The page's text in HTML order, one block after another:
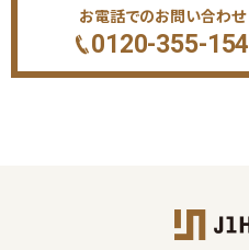
お電話でのお問い合わせ
0120-355-154